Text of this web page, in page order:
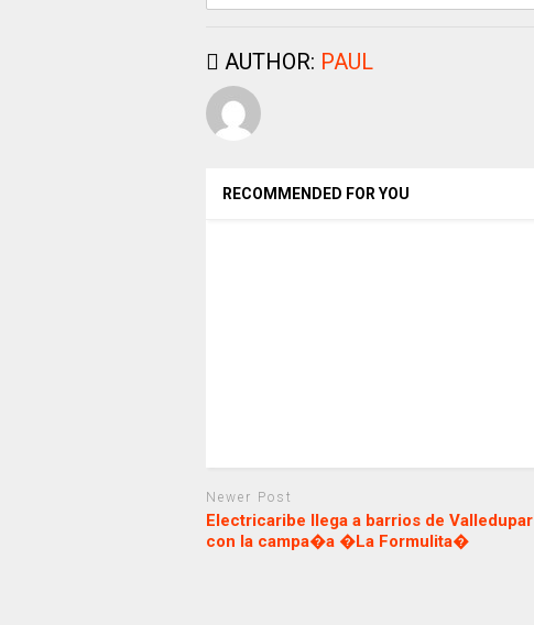
AUTHOR: PAUL
RECOMMENDED FOR YOU
Newer Post
Electricaribe llega a barrios de Valledupar
con la campa�a �La Formulita�